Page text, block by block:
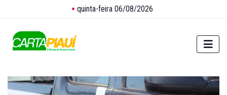
quinta-feira 06/08/2026